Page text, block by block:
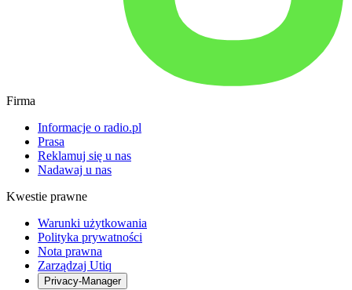
Firma
Informacje o radio.pl
Prasa
Reklamuj się u nas
Nadawaj u nas
Kwestie prawne
Warunki użytkowania
Polityka prywatności
Nota prawna
Zarządzaj Utiq
Privacy-Manager